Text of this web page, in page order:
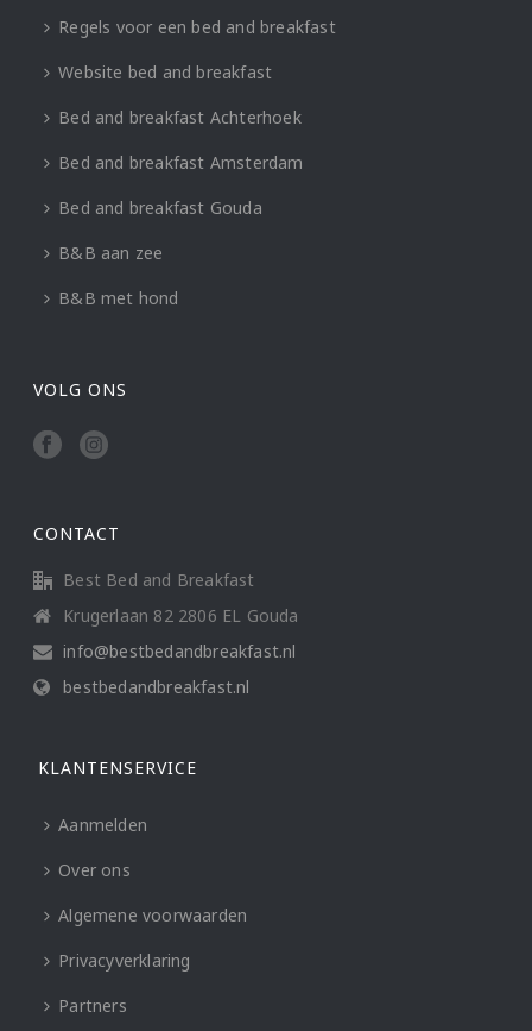
Regels voor een bed and breakfast
Website bed and breakfast
Bed and breakfast Achterhoek
Bed and breakfast Amsterdam
Bed and breakfast Gouda
B&B aan zee
B&B met hond
VOLG ONS
CONTACT
Best Bed and Breakfast
Krugerlaan 82 2806 EL Gouda
info@bestbedandbreakfast.nl
bestbedandbreakfast.nl
KLANTENSERVICE
Aanmelden
Over ons
Algemene voorwaarden
Privacyverklaring
Partners